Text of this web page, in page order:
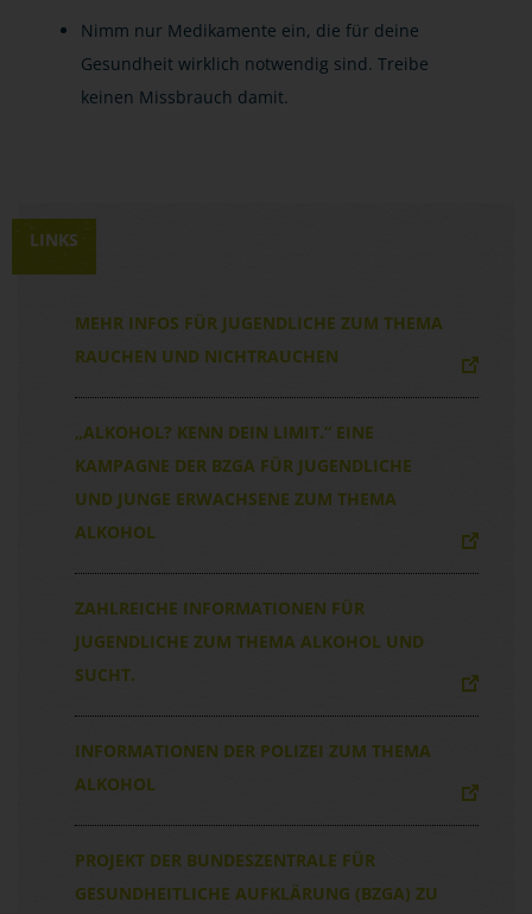
Nimm nur Medikamente ein, die für deine
Gesundheit wirklich notwendig sind. Treibe
keinen Missbrauch damit.
LINKS
MEHR INFOS FÜR JUGENDLICHE ZUM THEMA
RAUCHEN UND NICHTRAUCHEN
„ALKOHOL? KENN DEIN LIMIT.“ EINE
KAMPAGNE DER BZGA FÜR JUGENDLICHE
UND JUNGE ERWACHSENE ZUM THEMA
ALKOHOL
ZAHLREICHE INFORMATIONEN FÜR
JUGENDLICHE ZUM THEMA ALKOHOL UND
SUCHT.
INFORMATIONEN DER POLIZEI ZUM THEMA
ALKOHOL
PROJEKT DER BUNDESZENTRALE FÜR
GESUNDHEITLICHE AUFKLÄRUNG (BZGA) ZU